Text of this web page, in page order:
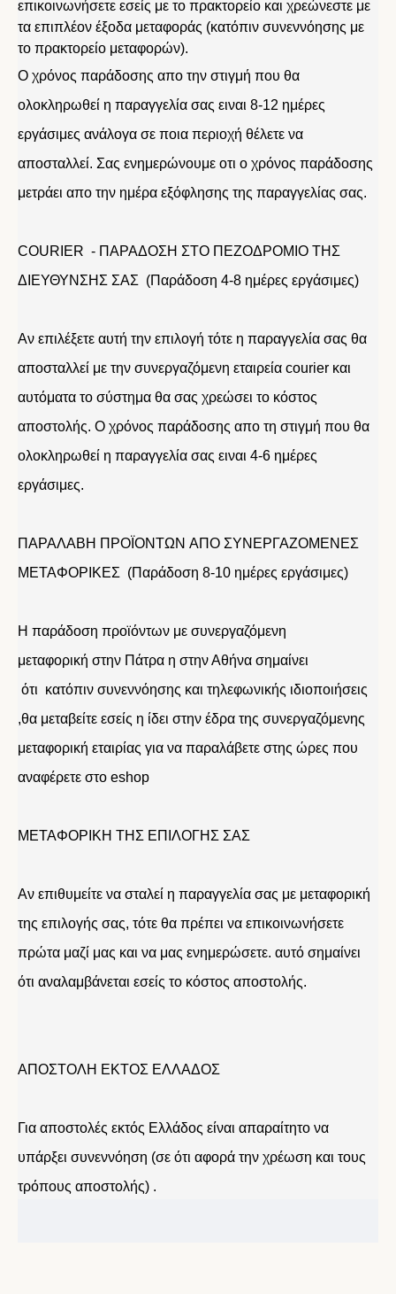
επικοινωνήσετε εσείς με το πρακτορείο και χρεώνεστε με
τα επιπλέον έξοδα μεταφοράς (κατόπιν συνεννόησης με
το πρακτορείο μεταφορών).
Ο χρόνος παράδοσης απο την στιγμή που θα
ολοκληρωθεί η παραγγελία σας ειναι 8-12 ημέρες
εργάσιμες ανάλογα σε ποια περιοχή θέλετε να
αποσταλλεί. Σας ενημερώνουμε οτι ο χρόνος παράδοσης
μετράει απο την ημέρα εξόφλησης της παραγγελίας σας.
COURIER - ΠΑΡΑΔΟΣΗ ΣΤΟ ΠΕΖΟΔΡΟΜΙΟ ΤΗΣ
ΔΙΕΥΘΥΝΣΗΣ ΣΑΣ (Παράδοση 4-8 ημέρες εργάσιμες)
Αν επιλέξετε αυτή την επιλογή τότε η παραγγελία σας θα
αποσταλλεί με την συνεργαζόμενη εταιρεία courier και
αυτόματα το σύστημα θα σας χρεώσει το κόστος
αποστολής. Ο χρόνος παράδοσης απο τη στιγμή που θα
ολοκληρωθεί η παραγγελία σας ειναι 4-6 ημέρες
εργάσιμες.
ΠΑΡΑΛΑΒΗ ΠΡΟΪΟΝΤΩΝ ΑΠΟ ΣΥΝΕΡΓΑΖΟΜΕΝΕΣ
ΜΕΤΑΦΟΡΙΚΕΣ (Παράδοση 8-10 ημέρες εργάσιμες)
Η παράδοση προϊόντων με συνεργαζόμενη
μεταφορική στην Πάτρα η στην Αθήνα σημαίνει
ότι κατόπιν συνεννόησης και τηλεφωνικής ιδιοποιήσεις
,θα μεταβείτε εσείς η ίδει στην έδρα της συνεργαζόμενης
μεταφορική εταιρίας για να παραλάβετε στης ώρες που
αναφέρετε στο eshop
ΜΕΤΑΦΟΡΙΚΗ ΤΗΣ ΕΠΙΛΟΓΗΣ ΣΑΣ
Αν επιθυμείτε να σταλεί η παραγγελία σας με μεταφορική
της επιλογής σας, τότε θα πρέπει να επικοινωνήσετε
πρώτα μαζί μας και να μας ενημερώσετε. αυτό σημαίνει
ότι αναλαμβάνεται εσείς το κόστος αποστολής.
ΑΠΟΣΤΟΛΗ ΕΚΤΟΣ ΕΛΛΑΔΟΣ
Για αποστολές εκτός Ελλάδος είναι απαραίτητο να
υπάρξει συνεννόηση (σε ότι αφορά την χρέωση και τους
τρόπους αποστολής) .